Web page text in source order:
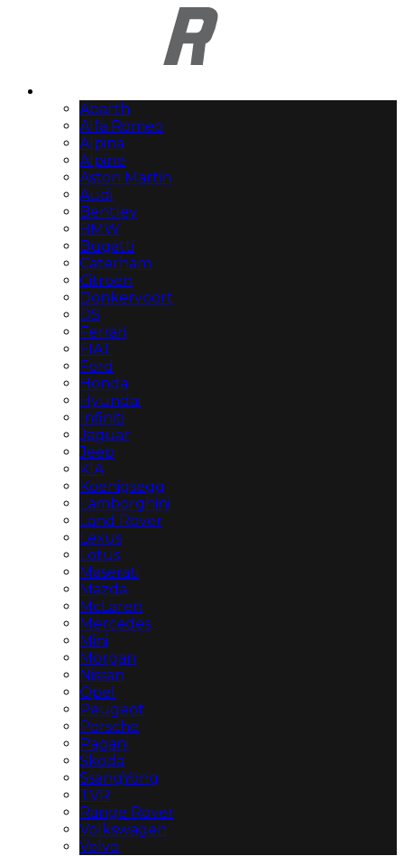
Abarth
Alfa Romeo
Alpina
Alpine
Aston Martin
Audi
Bentley
BMW
Bugatti
Caterham
Citroën
Donkervoort
DS
Ferrari
FIAT
Ford
Honda
Hyundai
Infiniti
Jaguar
Jeep
KIA
Koenigsegg
Lamborghini
Land Rover
Lexus
Lotus
Maserati
Mazda
McLaren
Mercedes
Mini
Morgan
Nissan
Opel
Peugeot
Porsche
Pagani
Skoda
SsangYong
TVR
Range Rover
Volkswagen
Volvo